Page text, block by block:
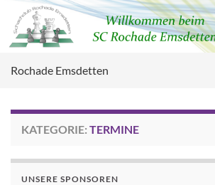
Rochade Emsdetten
KATEGORIE: TERMINE
UNSERE SPONSOREN